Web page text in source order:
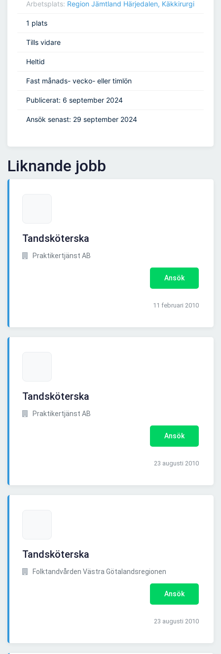
Arbetsplats: Region Jämtland Härjedalen, Käkkirurgi
1 plats
Tills vidare
Heltid
Fast månads- vecko- eller timlön
Publicerat: 6 september 2024
Ansök senast: 29 september 2024
Liknande jobb
Tandsköterska
Praktikertjänst AB
Ansök
11 februari 2010
Tandsköterska
Praktikertjänst AB
Ansök
23 augusti 2010
Tandsköterska
Folktandvården Västra Götalandsregionen
Ansök
23 augusti 2010